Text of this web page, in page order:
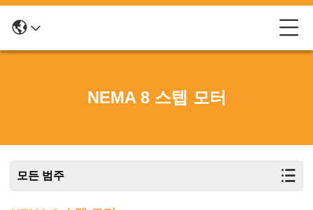
NEMA 8 스텝 모터
모든 범주